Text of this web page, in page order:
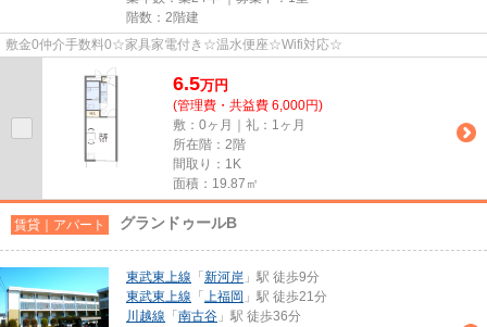
階数：2階建
敷金0仲介手数料0☆家具家電付き☆温水便座☆Wifi対応☆
6.5万円
(管理費・共益費 6,000円)
敷：0ヶ月｜礼：1ヶ月
所在階：2階
間取り：1K
面積：19.87㎡
賃貸｜アパート グランドゥールB
東武東上線 「 新河岸 」駅 徒歩9分
東武東上線 「 上福岡 」駅 徒歩21分
川越線 「 南古谷 」駅 徒歩36分